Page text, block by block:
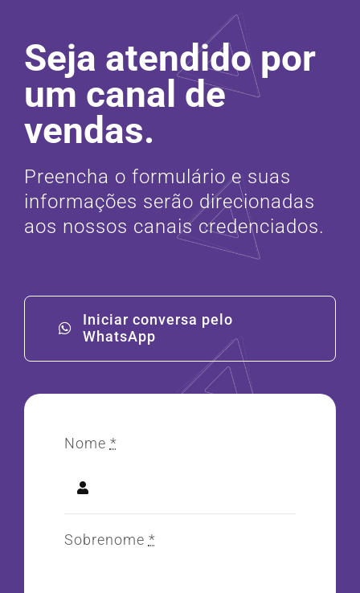
Seja atendido por
um canal de
vendas.
Preencha o formulário e suas
informações serão direcionadas
aos nossos canais credenciados.
Iniciar conversa pelo
WhatsApp
Nome *
Sobrenome *